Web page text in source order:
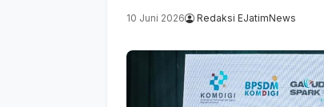
10 Juni 2026 Redaksi EJatimNews